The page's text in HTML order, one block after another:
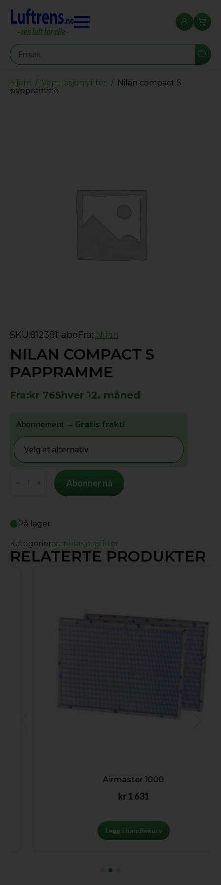
Seearch
Hjem Ventilasjonsfilter
Nilan compact S
pappramme
SKU:812381-aboFra: Nilan
NILAN COMPACT S
PAPPRAMME
Fra:kr 765hver 12. måned
Abonnement
pappramme
antall
Abonner nå
På lager
Kategorier:Ventilasjonsfilter
RELATERTE PRODUKTER
Airmaster 1000
1 631
Legg i handlekurv